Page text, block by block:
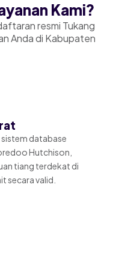
Kami?
resmi Tukang
Anda di Kabupaten
database
Hutchison,
tiang terdekat di
secara valid.